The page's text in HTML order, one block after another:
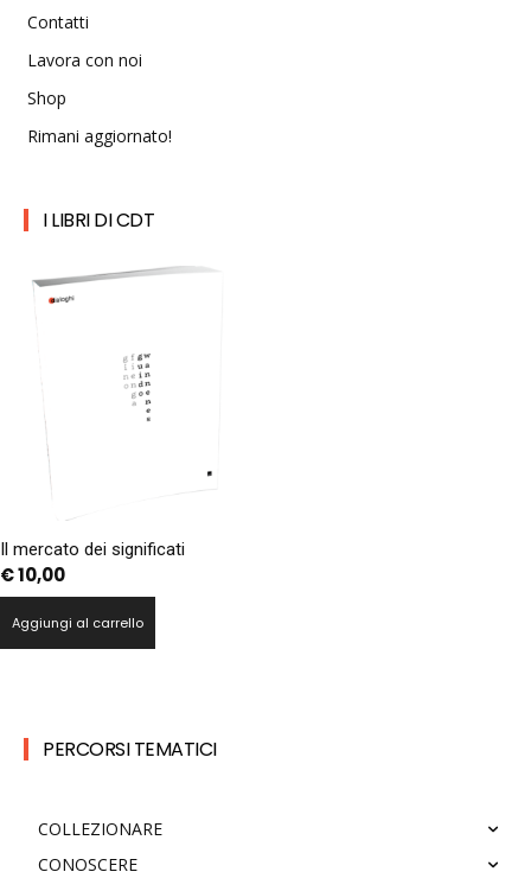
Contatti
Lavora con noi
Shop
Rimani aggiornato!
I LIBRI DI CDT
Il mercato dei significati
€10,00
Aggiungi al carrello
PERCORSI TEMATICI
COLLEZIONARE
CONOSCERE